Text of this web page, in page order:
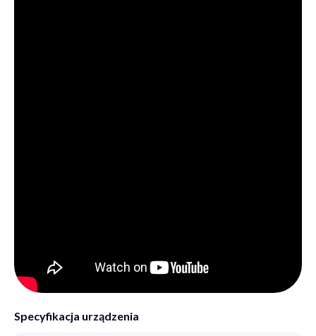
Specyfikacja urządzenia